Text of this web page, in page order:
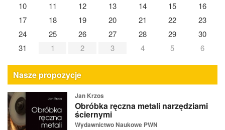
10
11 12 13 14 15
16
17
18 19 20 21 22
23
24
25 26 27 28 29
30
31
1 2 3 4 5 6
Nasze propozycje
Jan Krzos
Obróbka ręczna metali narzędziami
ściernymi
Wydawnictwo Naukowe PWN